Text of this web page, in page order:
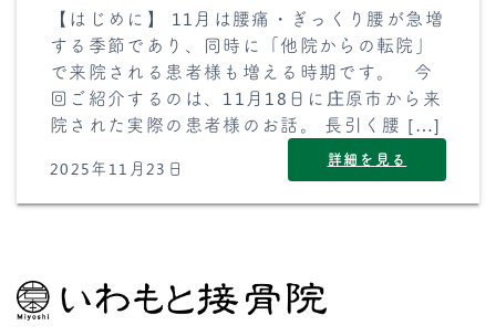
【はじめに】 11月は腰痛・ぎっくり腰が急増
する季節であり、同時に「他院からの転院」
で来院される患者様も増える時期です。 今
回ご紹介するのは、11月18日に庄原市から来
院された実際の患者様のお話。 長引く腰 […]
2025年11月23日 詳細を見る